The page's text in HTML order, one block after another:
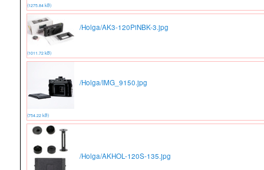
(1275.84 kB)
/Holga/AK3-120PiNBK-3.jpg
(1011.72 kB)
/Holga/IMG_9150.jpg
(754.22 kB)
/Holga/AKHOL-120S-135.jpg